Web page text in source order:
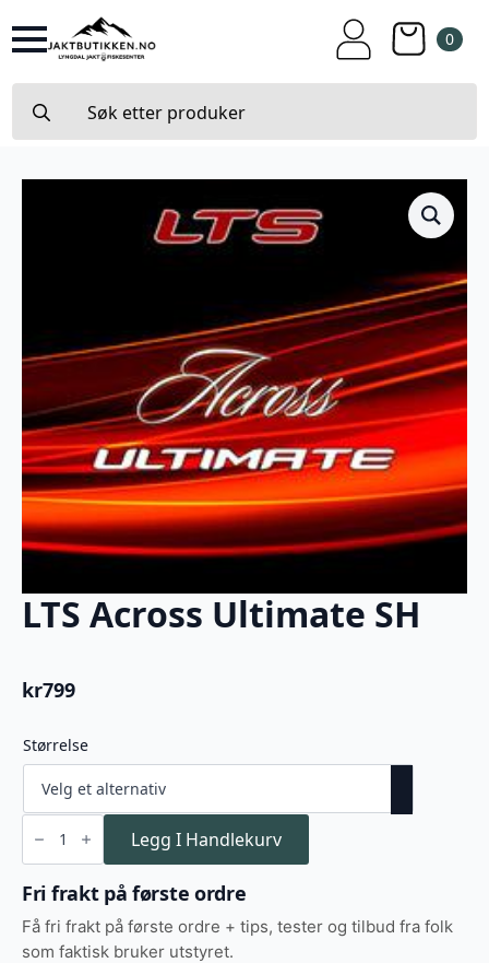
0
for:
LTS Across Ultimate SH
kr799
Størrelse
LTS
Across
Ultimate
SH
antall
Legg I Handlekurv
Fri frakt på første ordre
Få fri frakt på første ordre + tips, tester og tilbud fra folk
som faktisk bruker utstyret.